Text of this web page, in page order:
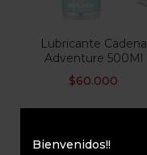
Lubricante Cadena
Adventure 500Ml
$60.000
Bienvenidos!!